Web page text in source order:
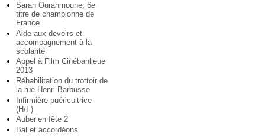
Sarah Ourahmoune, 6e
titre de championne de
France
Aide aux devoirs et
accompagnement à la
scolarité
Appel à Film Cinébanlieue
2013
Réhabilitation du trottoir de
la rue Henri Barbusse
Infirmière puéricultrice
(H/F)
Auber’en fête 2
Bal et accordéons